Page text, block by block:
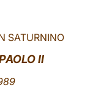
中文
LATINE
SATURNINO
II